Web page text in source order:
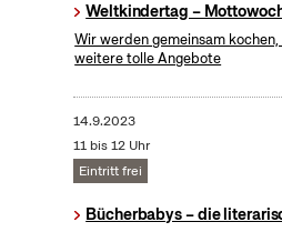
Weltkindertag –
Wir werden gemeinsam
weitere tolle Angebote
14.9.2023
11 bis 12 Uhr
Eintritt frei
Bücherbabys – die